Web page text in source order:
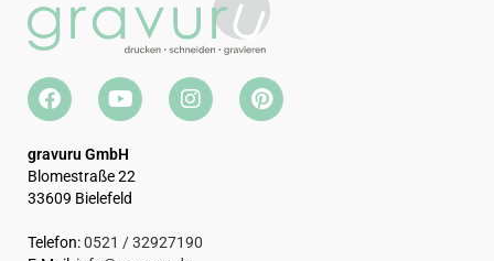
gravuru GmbH
Blomestraße 22
33609 Bielefeld
Telefon:0521 / 32927190